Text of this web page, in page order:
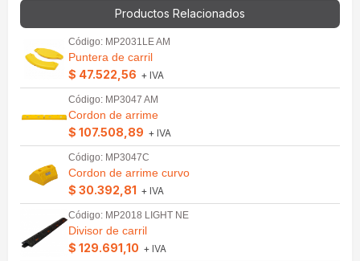
Productos Relacionados
Código: MP2031LE AM
Puntera de carril
$ 47.522,56 + IVA
Código: MP3047 AM
Cordon de arrime
$ 107.508,89 + IVA
Código: MP3047C
Cordon de arrime curvo
$ 30.392,81 + IVA
Código: MP2018 LIGHT NE
Divisor de carril
$ 129.691,10 + IVA